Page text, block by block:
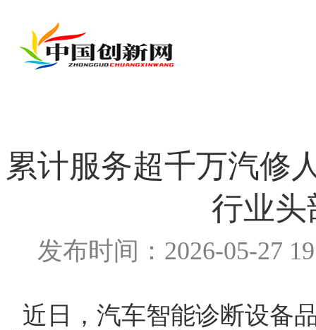
累计服务超千万汽修
行业头
发布时间：2026-05-27
近日，汽车智能诊断设备